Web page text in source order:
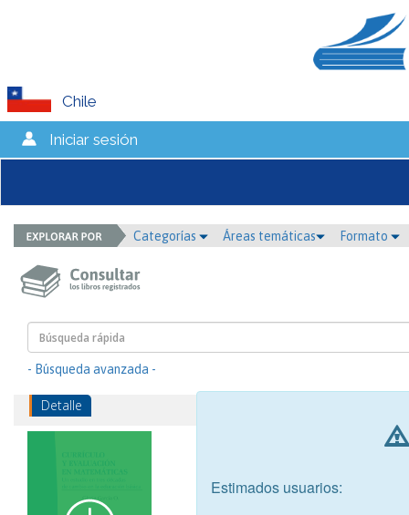
Chile
Iniciar sesión
Categorías Áreas temáticas Formato
- Búsqueda avanzada -
Detalle
Estimados usuarios: